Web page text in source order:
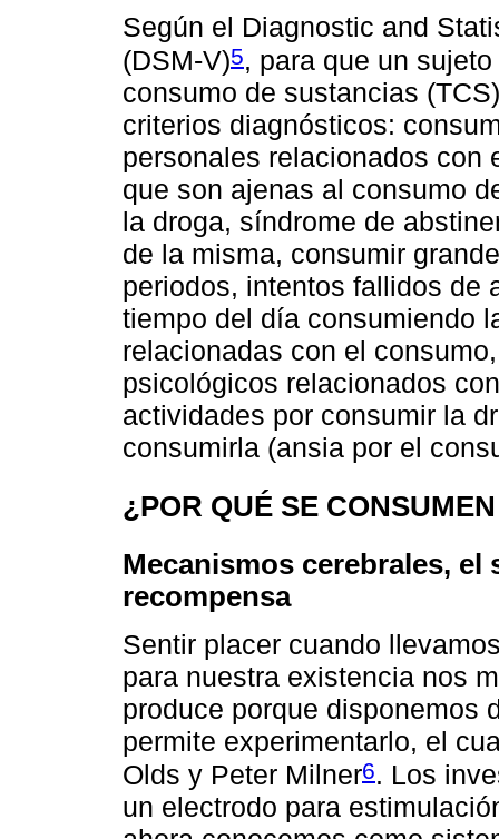
Según el Diagnostic and
(DSM-V)5, para que un
consumo de sustancias
criterios diagnósticos:
personales relacionados con
que son ajenas al consumo
la droga, síndrome de
de la misma, consumir
periodos, intentos fallidos de
tiempo del día consumiendo
relacionadas con el
psicológicos relacionados
actividades por consumir la
consumirla (ansia por el
¿POR QUÉ SE
Mecanismos cerebrales,
recompensa
Sentir placer cuando
para nuestra existencia nos
produce porque disponemos
permite experimentarlo, el
Olds y Peter Milner6. Los
un electrodo para